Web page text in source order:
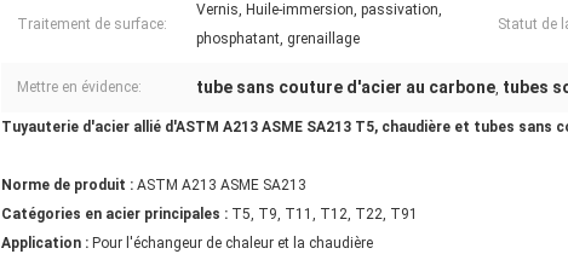
Traitement de surface:
Vernis, Huile-immersion, passivation,
phosphatant, grenaillage
Statut de
Mettre en évidence: tube sans couture d'acier au carbone, tubes
Tuyauterie d'acier allié d'ASTM A213 ASME SA213 T5, chaudière et tubes sans
Norme de produit : ASTM A213 ASME SA213
Catégories en acier principales : T5, T9, T11, T12, T22, T91
Application : Pour l'échangeur de chaleur et la chaudière